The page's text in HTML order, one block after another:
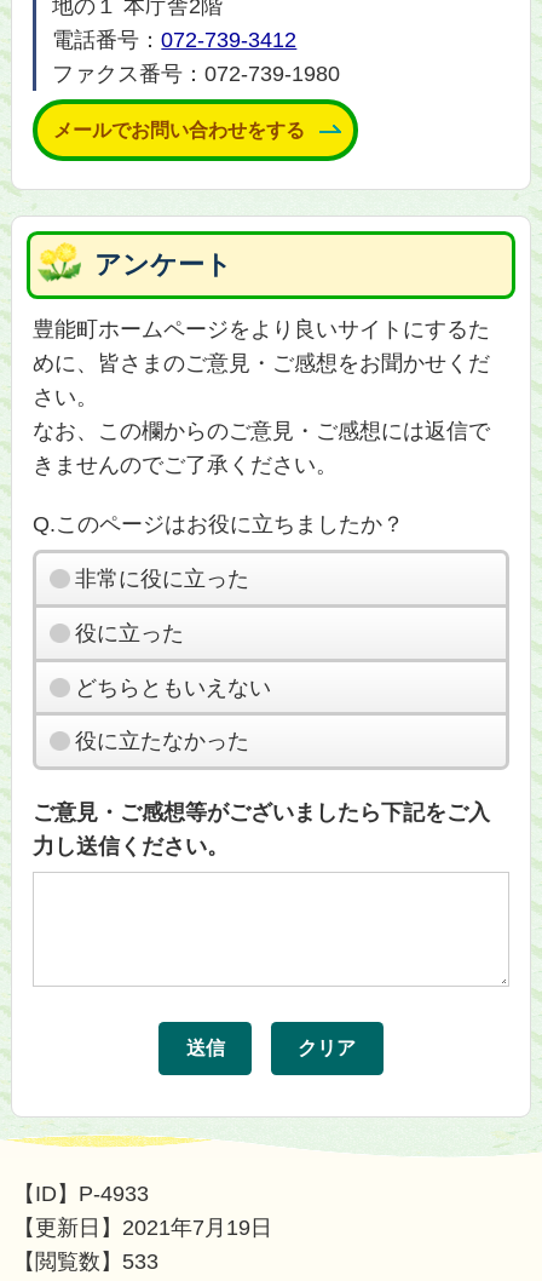
地の１ 本庁舎2階
電話番号：072-739-3412
ファクス番号：072-739-1980
メールでお問い合わせをする
アンケート
豊能町ホームページをより良いサイトにするた
めに、皆さまのご意見・ご感想をお聞かせくだ
さい。
なお、この欄からのご意見・ご感想には返信で
きませんのでご了承ください。
Q.このページはお役に立ちましたか？
非常に役に立った
役に立った
どちらともいえない
役に立たなかった
ご意見・ご感想等がございましたら下記をご入
力し送信ください。
【ID】 P-4933
【更新日】 2021年7月19日
【閲覧数】 533